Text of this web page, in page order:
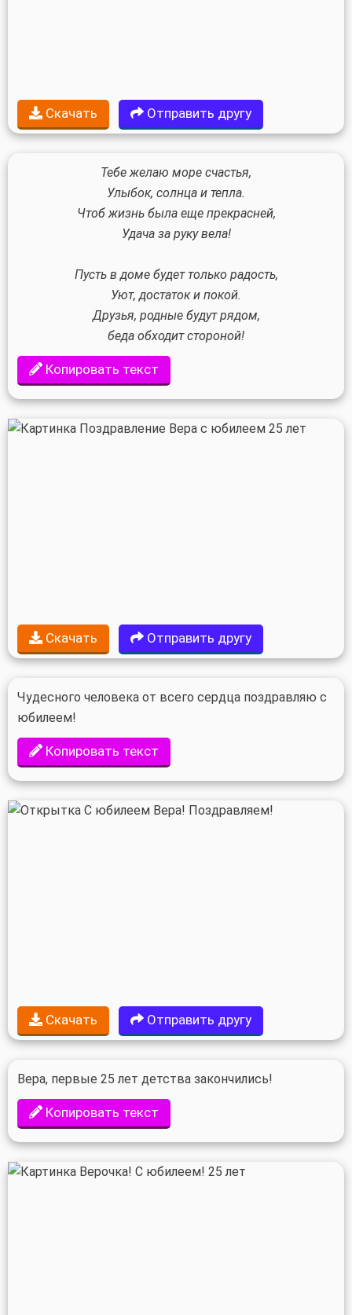
Скачать Отправить другу
Тебе желаю море счастья,
Улыбок, солнца и тепла.
Чтоб жизнь была еще прекрасней,
Удача за руку вела!
Пусть в доме будет только радость,
Уют, достаток и покой.
Друзья, родные будут рядом,
беда обходит стороной!
Копировать текст
Скачать Отправить другу
Чудесного человека от всего сердца поздравляю с
юбилеем!
Копировать текст
Скачать Отправить другу
Вера, первые 25 лет детства закончились!
Копировать текст